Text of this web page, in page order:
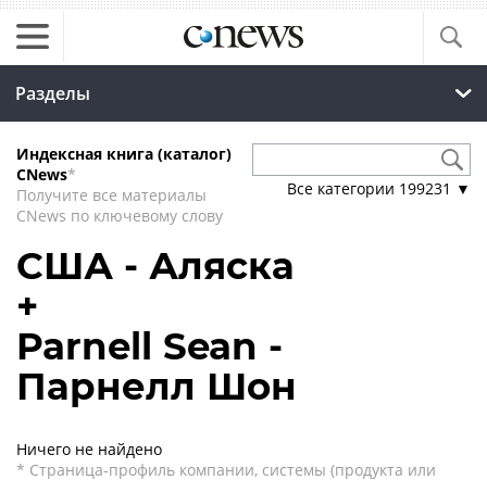
Разделы
Индексная книга (каталог)
CNews*
Получите все материалы
CNews по ключевому слову
Все категории 199231 ▼
США - Аляска
+
Parnell Sean -
Парнелл Шон
Ничего не найдено
* Страница-профиль компании, системы (продукта или